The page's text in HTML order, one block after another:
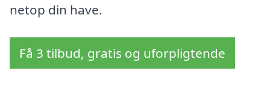
netop din have.
Få 3 tilbud, gratis og uforpligtende